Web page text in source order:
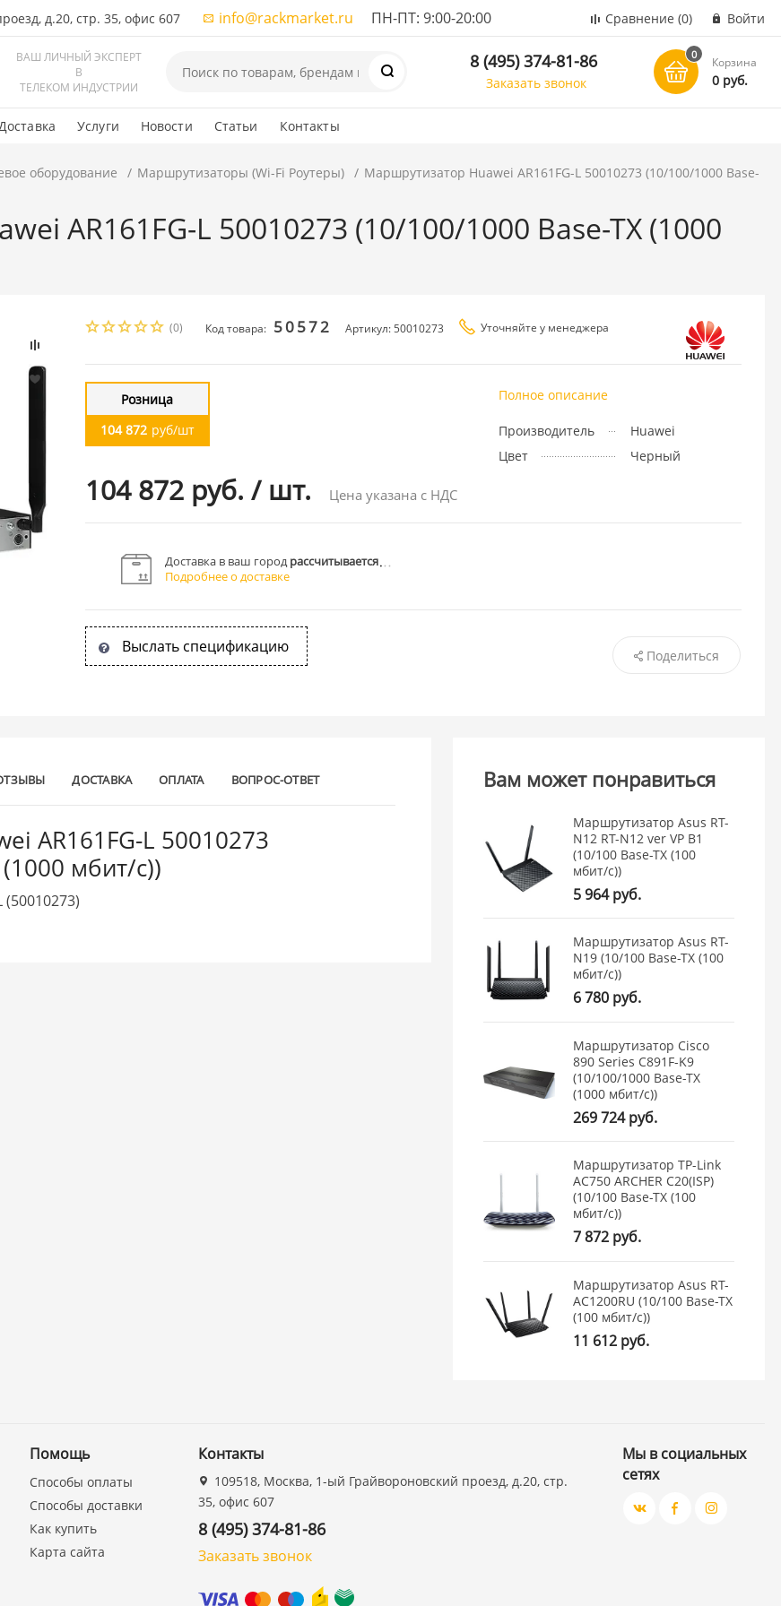
д.20, стр. 35, офис 607 info@rackmarket.ru ПН-ПТ: 9:00-20:00 Сравнение (0) Войти
ВАШ ЛИЧНЫЙ ЭКСПЕРТ
В
ТЕЛЕКОМ ИНДУСТРИИ
8 (495) 374-81-86
Заказать звонок
0
Корзина
0 руб.
Услуги Новости Статьи Контакты
оборудование Маршрутизаторы (Wi-Fi Роутеры)
Маршрутизатор Huawei AR161FG-L 50010273 (10/100/1000 Base-
AR161FG-L 50010273 (10/100/1000 Base-TX (1000
(0) Код товара: 50572 Артикул: 50010273 Уточняйте у менеджера
Розница
104 872 руб/шт
104 872 руб. / шт. Цена указана с НДС
Полное описание
Производитель
Huawei
Цвет
Черный
Доставка в ваш городрассчитывается
Подробнее о доставке
Выслать спецификацию Поделиться
ДОСТАВКА ОПЛАТА ВОПРОС-ОТВЕТ
AR161FG-L 50010273
мбит/с))
Вам может понравиться
Маршрутизатор Asus RT-
N12 RT-N12 ver VP B1
(10/100 Base-TX (100
мбит/с))
5 964 руб.
Маршрутизатор Asus RT-
N19 (10/100 Base-TX (100
мбит/с))
6 780 руб.
Маршрутизатор Cisco
890 Series C891F-K9
(10/100/1000 Base-TX
(1000 мбит/с))
269 724 руб.
Маршрутизатор TP-Link
AC750 ARCHER C20(ISP)
(10/100 Base-TX (100
мбит/с))
7 872 руб.
Маршрутизатор Asus RT-
AC1200RU (10/100 Base-TX
(100 мбит/с))
11 612 руб.
Помощь
Способы оплаты
Способы доставки
Как купить
Карта сайта
Контакты
109518, Москва, 1-ый Грайвороновский проезд, д.20, стр.
35, офис 607
8 (495) 374-81-86
Заказать звонок
Мы в социальных
сетях